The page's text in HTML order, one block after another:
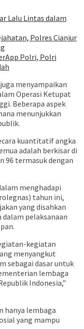
Lalu Lintas dalam
Polres Cianjur
Polri, Polri
menyampaikan
Operasi Ketupat
Beberapa aspek
menunjukkan
kuantitatif angka
adalah berkisar di
96 termasuk dengan
menghadapi
tahun ini,
yang disahkan
pelaksanaan
kegiatan
menyangkut
sebagai dasar untuk
lembaga
Indonesia,”
hanya lembaga
yang mampu